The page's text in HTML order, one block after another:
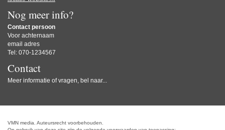
Nog meer info?
Contact persoon
Voor achternaam
email adres
Tel: 070-1234567
Contact
Meer informatie of vragen, bel naar...
VMN media. Auteursrecht voorbehouden.